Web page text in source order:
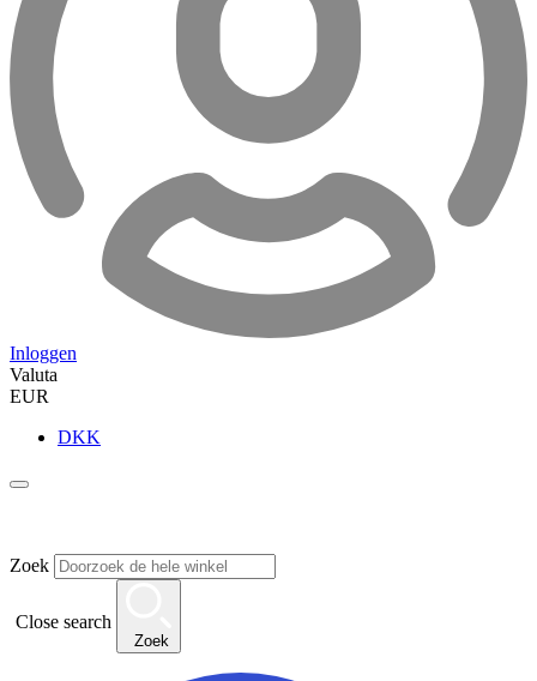
Inloggen
Valuta
EUR
DKK
Zoek
Close search
Zoek